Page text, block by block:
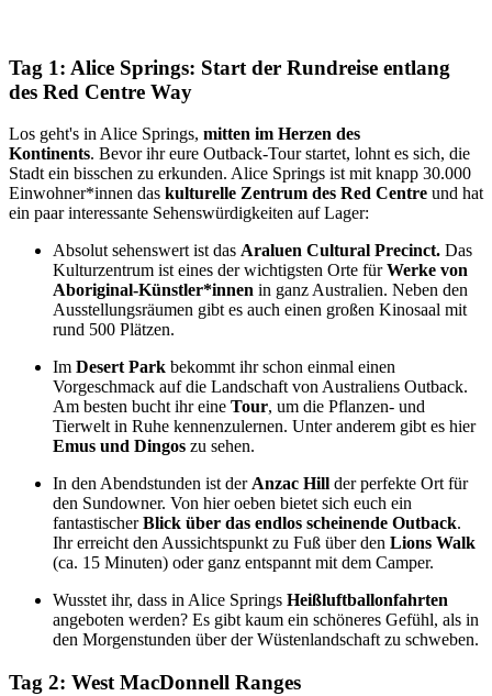
Tag 1: Alice Springs: Start der Rundreise entlang
des Red Centre Way
Los geht's in Alice Springs, mitten im Herzen des
Kontinents. Bevor ihr eure Outback-Tour startet, lohnt es sich, die
Stadt ein bisschen zu erkunden. Alice Springs ist mit knapp 30.000
Einwohner*innen das kulturelle Zentrum des Red Centre und hat
ein paar interessante Sehenswürdigkeiten auf Lager:
Absolut sehenswert ist das Araluen Cultural Precinct. Das
Kulturzentrum ist eines der wichtigsten Orte fürWerke von
Aboriginal-Künstler*innen in ganz Australien. Neben den
Ausstellungsräumen gibt es auch einen großen Kinosaal mit
rund 500 Plätzen.
Im Desert Park bekommt ihr schon einmal einen
Vorgeschmack auf die Landschaft von Australiens Outback.
Am besten bucht ihr eine Tour, um die Pflanzen- und
Tierwelt in Ruhe kennenzulernen. Unter anderem gibt es hier
Emus und Dingos zu sehen.
In den Abendstunden ist derAnzac Hill der perfekte Ort für
den Sundowner. Von hier oeben bietet sich euch ein
fantastischerBlick über das endlos scheinende Outback.
Ihr erreicht den Aussichtspunkt zu Fuß über den Lions Walk
(ca. 15 Minuten) oder ganz entspannt mit dem Camper.
Wusstet ihr, dass in Alice Springs Heißluftballonfahrten
angeboten werden? Es gibt kaum ein schöneres Gefühl, als in
den Morgenstunden über der Wüstenlandschaft zu schweben.
Tag 2: West MacDonnell Ranges